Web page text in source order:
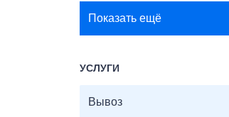
Показать ещё
УСЛУГИ
Вывоз